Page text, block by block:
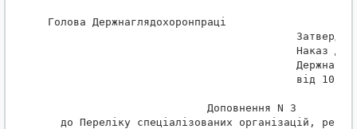
Голова Держнаглядохоронпраці
Наказ
від 10
                          Доповнення N 3
до Переліку спеціалізованих організацій,